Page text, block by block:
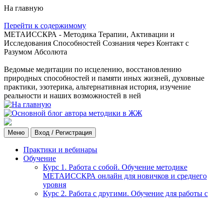
На главную
Перейти к содержимому
МЕТАИССКРА - Методика Терапии, Активации и
Исследования Способностей Сознания через Контакт с
Разумом Абсолюта
Ведомые медитации по исцелению, восстановлению
природных способностей и памяти иных жизней, духовные
практики, эзотерика, альтернативная история, изучение
реальности и наших возможностей в ней
Меню Вход / Регистрация
Практики и вебинары
Обучение
Курс 1. Работа с собой. Обучение методике
МЕТАИССКРА онлайн для новичков и среднего
уровня
Курс 2. Работа с другими. Обучение для работы с